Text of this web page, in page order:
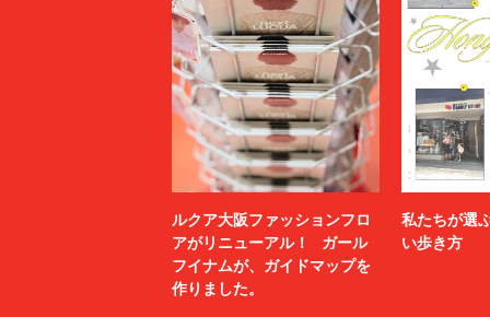
ルクア大阪ファッションフロ
アがリニューアル！ ガール
フイナムが、ガイドマップを
作りました。
私たちが選
い歩き方